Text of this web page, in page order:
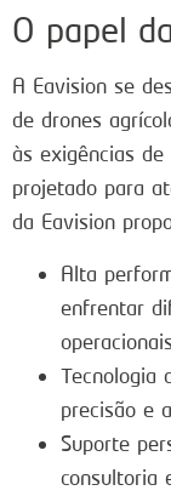
O papel
A Eavision se
de drones
às exigências
projetado para
da Eavision
Alta
enfrentar
Tecnologia
precisão e
Suporte
consultoria